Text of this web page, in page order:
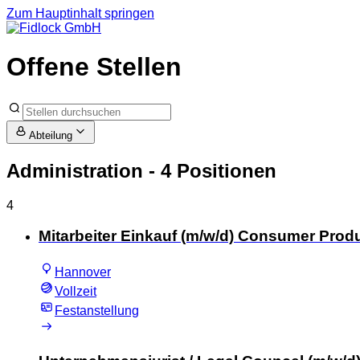
Zum Hauptinhalt springen
Offene Stellen
Abteilung
Administration - 4 Positionen
4
Mitarbeiter Einkauf (m/w/d) Consumer
Hannover
Vollzeit
Festanstellung